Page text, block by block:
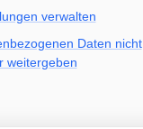
verwalten
Daten nicht
weitergeben